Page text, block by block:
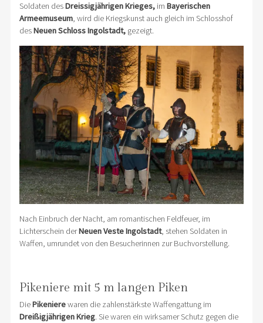
Soldaten desDreissigjährigen Krieges,im Bayerischen
Armeemuseum, wird die Kriegskunst auch gleich im Schlosshof
desNeuen Schloss Ingolstadt,gezeigt.
Nach Einbruch der Nacht, am romantischen Feldfeuer, im
Lichterschein derNeuen Veste Ingolstadt, stehen Soldaten in
Waffen, umrundet von den Besucherinnen zur Buchvorstellung.
Pikeniere mit 5 m langen Piken
DiePikenierewaren die zahlenstärkste Waffengattung im
Dreißigjährigen Krieg. Sie waren ein wirksamer Schutz gegen die